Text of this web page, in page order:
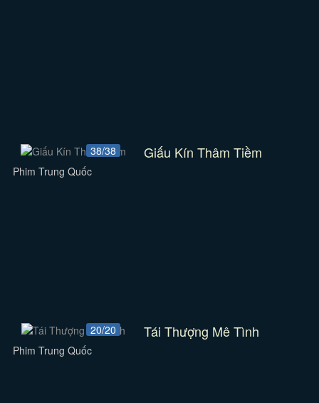
38/38 Giấu Kín Thâm Tiềm
Phim Trung Quốc
20/20 Tái Thượng Mê Tình
Phim Trung Quốc